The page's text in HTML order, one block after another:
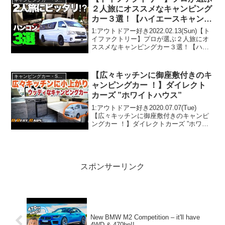
２人旅にオススメなキャンピング
カー３選！【ハイエースキャンピ
ングカー】
1:アウトドアー好き2022.02.13(Sun)【ト
イファクトリー】プロが選ぶ２人旅にオ
ススメなキャンピングカー３選！【ハイ
ドアー好き2022.02.13(Sun)...
キャンピングカー・SUV人気車種
【広々キッチンに御座敷付きのキ
ャンピングカー ！】ダイレクト
カーズ ”ホワイトハウス”
1:アウトドアー好き2020.07.07(Tue)
【広々キッチンに御座敷付きのキャンピ
ングカー ！】ダイレクトカーズ ”ホワイ
スポンサーリンク
New BMW M2 Competition – it'll have